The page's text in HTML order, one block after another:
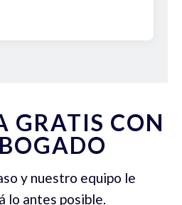
GRATIS CON
y nuestro equipo le
lo antes posible.